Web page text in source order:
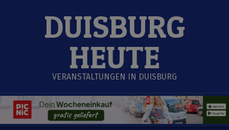
DUISBURG
HEUTE
VERANSTALTUNGEN IN DUISBURG